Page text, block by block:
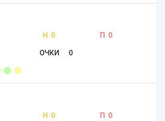
Н 0 П 0
ОЧКИ 0
Н 0 П 0